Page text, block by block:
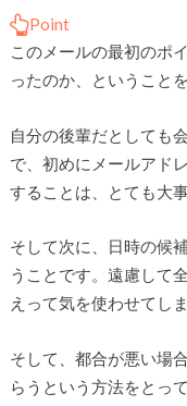
Point
このメールの最初のポ
ったのか、ということ
自分の後輩だとしても
で、初めにメールアド
することは、とても大事
そして次に、日時の候
うことです。遠慮して
えって気を使わせてし
そして、都合が悪い場
らうという方法をとっ